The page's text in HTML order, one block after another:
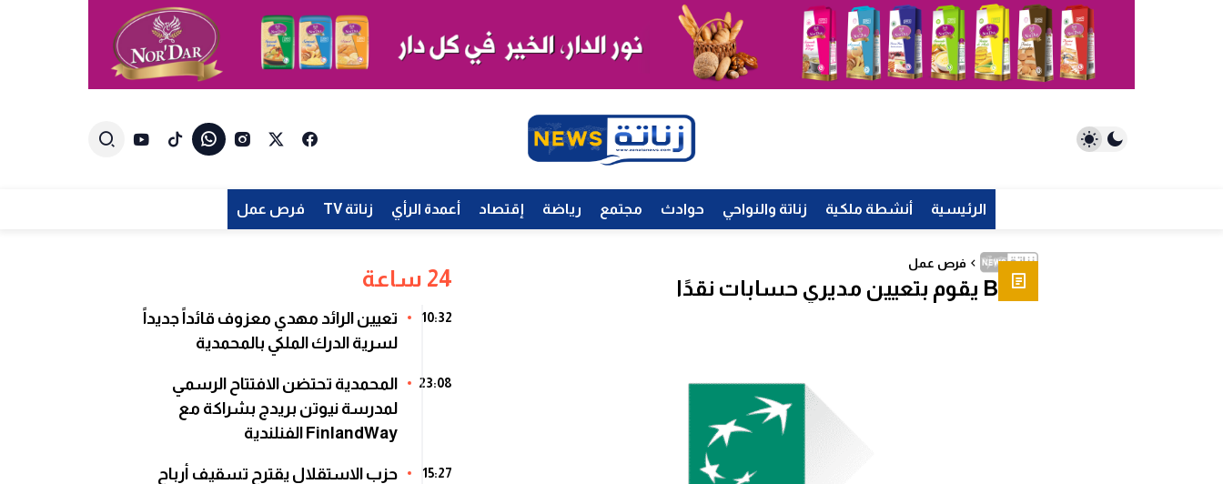
الرئيسية أنشطة ملكية زناتة والنواحي حوادث مجتمع رياضة إقتصاد أعمدة الرأي زناتة TV فرص عمل
فرص عمل
BMCI يقوم بتعيين مديري حسابات نقدًا 24 ساعة
10:32
تعيين الرائد مهدي معزوف قائداً جديداً
لسرية الدرك الملكي بالمحمدية
23:08
المحمدية تحتضن الافتتاح الرسمي
لمدرسة نيوتن بريدج بشراكة مع
FinlandWay الفنلندية
15:27
حزب الاستقلال يقترح تسقيف أرباح